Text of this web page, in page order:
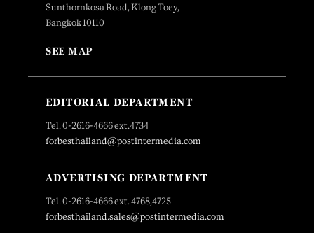
Sunthornkosa Road, Klong Toey,
Bangkok 10110
SEE MAP
EDITORIAL DEPARTMENT
Tel. 0-2616-4666 ext.4734
forbesthailand@postintermedia.com
ADVERTISING DEPARTMENT
Tel. 0-2616-4666 ext. 4768,4725
forbesthailand.sales@postintermedia.com